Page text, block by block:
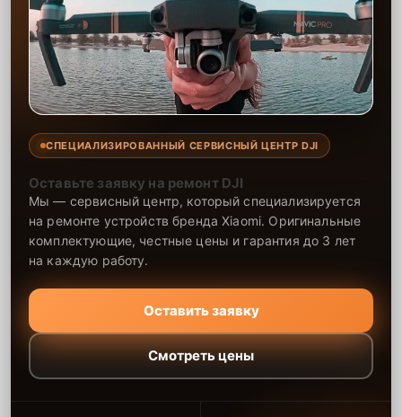
СПЕЦИАЛИЗИРОВАННЫЙ СЕРВИСНЫЙ ЦЕНТР DJI
Оставьте заявку на ремонт DJI
Мы — сервисный центр, который специализируется
на ремонте устройств бренда Xiaomi. Оригинальные
комплектующие, честные цены и гарантия до 3 лет
на каждую работу.
Оставить заявку
Смотреть цены